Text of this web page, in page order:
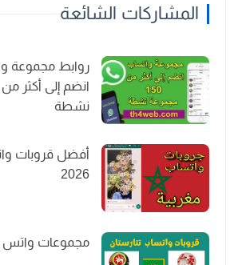
المشاركات الشائعة
نشطة
أفضل قروبات
2026
مجموعات واتس